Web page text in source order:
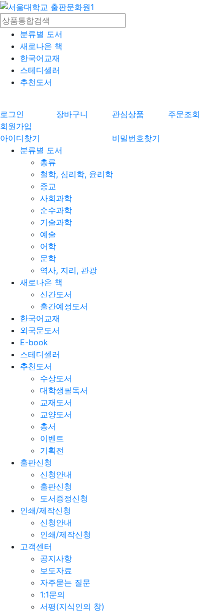
분류별 도서
새로나온 책
한국어교재
스테디셀러
추천도서
로그인 장바구니 관심상품
주문조회
회원가입
아이디찾기
비밀번호찾기
분류별 도서
총류
철학, 심리학, 윤리학
종교
사회과학
순수과학
기술과학
예술
어학
문학
역사, 지리, 관광
새로나온 책
신간도서
출간예정도서
한국어교재
외국문도서
E-book
스테디셀러
추천도서
수상도서
대학생필독서
교재도서
교양도서
총서
이벤트
기획전
출판신청
신청안내
출판신청
도서증정신청
인쇄/제작신청
신청안내
인쇄/제작신청
고객센터
공지사항
보도자료
자주묻는 질문
1:1문의
서평(지식인의 창)